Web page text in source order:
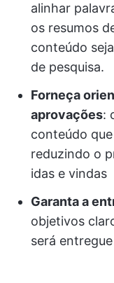
alinhar
os resumos
conteúdo
de pesquisa.
Forneça
aprovações:
conteúdo
reduzindo o
idas e vindas
Garanta a
objetivos
será